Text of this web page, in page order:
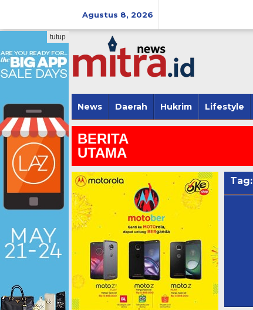
Agustus 8, 2026
News Daerah Hukrim Lifestyle
tutup
BERITA
UTAMA
Tag: